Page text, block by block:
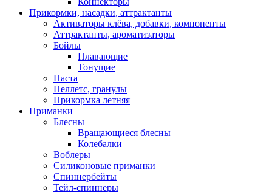
Прикормки, насадки, аттрактанты
Активаторы клёва, добавки, компоненты
Аттрактанты, ароматизаторы
Бойлы
Плавающие
Тонущие
Паста
Пеллетс, гранулы
Прикормка летняя
Приманки
Блесны
Вращающиеся блесны
Колебалки
Воблеры
Силиконовые приманки
Спиннербейты
Тейл-спиннеры